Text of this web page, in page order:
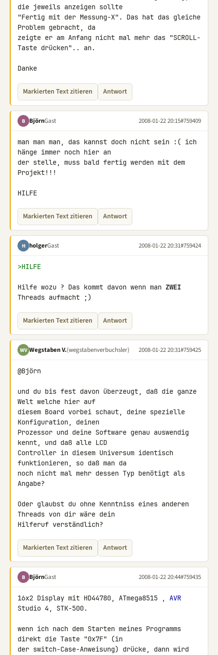
die jeweils anzeigen sollte
"Fertig mit der Messung-X". Das hat das gleiche
Problem gebracht, da
zeigte er am Anfang nicht mal mehr das "SCROLL-
Taste drücken".. an.
Danke
Markierten Text zitieren Antwort
B BjörnGast 2008-01-22 20:15#759409
man man man, das kannst doch nicht sein :( ich
hänge immer noch hier an
der stelle, muss bald fertig werden mit dem
Projekt!!!
HILFE
Markierten Text zitieren Antwort
H holgerGast 2008-01-22 20:31#759424
>HILFE
Hilfe wozu ? Das kommt davon wenn man ZWEI
Threads aufmacht ;)
Markierten Text zitieren Antwort
WV Wegstaben V.(wegstabenverbuchsler) 2008-01-22 20:31#759425
@Björn
und du bis fest davon überzeugt, daß die ganze
Welt welche hier auf
diesem Board vorbei schaut, deine spezielle
Konfiguration, deinen
Prozessor und deine Software genau auswendig
kennt, und daß alle LCD
Controller in diesem Universum identisch
funktionieren, so daß man da
noch nicht mal mehr dessen Typ benötigt als
Angabe?
Oder glaubst du ohne Kenntniss eines anderen
Threads von dir wäre dein
Hilferuf verständlich?
Markierten Text zitieren Antwort
B BjörnGast 2008-01-22 20:44#759435
16x2 Display mit HD44780, ATmega8515 , AVR
Studio 4, STK-500.
wenn ich nach dem Starten meines Programms
direkt die Taste "0x7F" (in
der switch-Case-Anweisung) drücke, dann wird